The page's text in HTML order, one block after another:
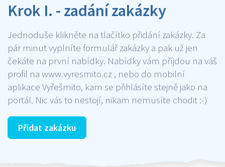
Krok I. - zadání zakázky
Jednoduše klikněte na tlačítko přidání zakázky. Za
pár minut vyplníte formulář zakázky a pak už jen
čekáte na první nabídky. Nabídky vám příjdou na váš
profil na www.vyresmito.cz , nebo do mobilní
aplikace Vyřešmito, kam se přihlásíte stejně jako na
portál. Nic vás to nestojí, nikam nemusíte chodit :-)
Přidat zakázku